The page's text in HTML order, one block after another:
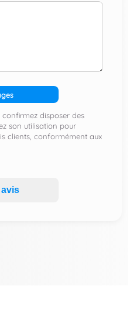
disposer des
son utilisation pour
clients, conformément aux